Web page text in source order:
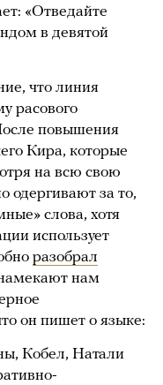
«Отведайте
в девятой
что линия
расового
повышения
Кира, которые
на всю свою
одергивают за то,
слова, хотя
использует
разобрал
нам
он пишет о языке:
Кобел, Натали